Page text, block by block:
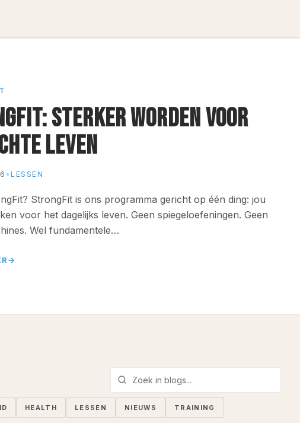
STERKER WORDEN VOOR
LEVEN
•LESSEN
StrongFit is ons programma gericht op één ding: jou
voor het dagelijks leven. Geen spiegeloefeningen. Geen
Wel fundamentele…
HEALTH LESSEN NIEUWS TRAINING